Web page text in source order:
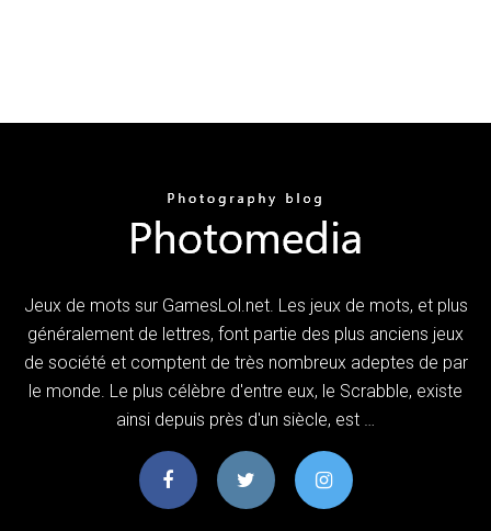
Jeux de mots sur GamesLol.net. Les jeux de mots, et plus
généralement de lettres, font partie des plus anciens jeux
de société et comptent de très nombreux adeptes de par
le monde. Le plus célèbre d'entre eux, le Scrabble, existe
ainsi depuis près d'un siècle, est …